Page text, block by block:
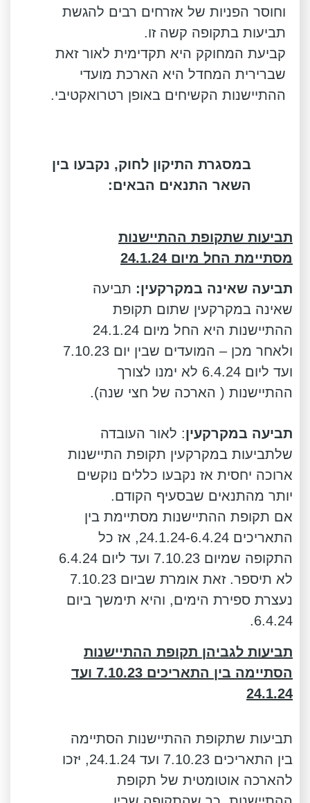
וחוסר הפניות של אזרחים רבים להגשת
תביעות בתקופה קשה זו.
קביעת המחוקק היא תקדימית לאור זאת
שברירית המחדל היא הארכת מועדי
ההתיישנות הקשיחים באופן רטרואקטיבי.
במסגרת התיקון לחוק, נקבעו בין
השאר התנאים הבאים:
תביעות שתקופת ההתיישנות
מסתיימת החל מיום 24.1.24
תביעה שאינה במקרקעין: תביעה
שאינה במקרקעין שתום תקופת
ההתיישנות היא החל מיום 24.1.24
ולאחר מכן – המועדים שבין יום 7.10.23
ועד ליום 6.4.24 לא ימנו לצורך
ההתיישנות ( הארכה של חצי שנה).
תביעה במקרקעין: לאור העובדה
שלתביעות במקרקעין תקופת התיישנות
ארוכה יחסית אז נקבעו כללים נוקשים
יותר מהתנאים שבסעיף הקודם.
אם תקופת ההתיישנות מסתיימת בין
התאריכים 24.1.24-6.4.24, אז כל
התקופה שמיום 7.10.23 ועד ליום 6.4.24
לא תיספר. זאת אומרת שביום 7.10.23
נעצרת ספירת הימים, והיא תימשך ביום
6.4.24.
תביעות לגביהן תקופת ההתיישנות
הסתיימה בין התאריכים 7.10.23 ועד
24.1.24
תביעות שתקופת ההתיישנות הסתיימה
בין התאריכים 7.10.23 ועד 24.1.24, יזכו
להארכה אוטומטית של תקופת